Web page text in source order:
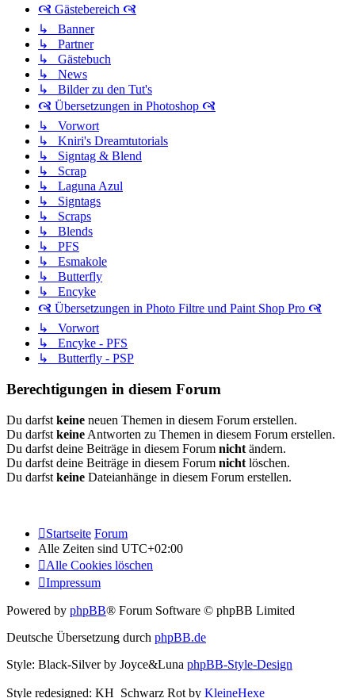
🙧 Gästebereich 🙧
↳ Banner
↳ Partner
↳ Gästebuch
↳ News
↳ Bilder zu den Tut's
🙧 Übersetzungen in Photoshop 🙧
↳ Vorwort
↳ Kniri's Dreamtutorials
↳ Signtag & Blend
↳ Scrap
↳ Laguna Azul
↳ Signtags
↳ Scraps
↳ Blends
↳ PFS
↳ Esmakole
↳ Butterfly
↳ Encyke
🙧 Übersetzungen in Photo Filtre und Paint Shop Pro 🙧
↳ Vorwort
↳ Encyke - PFS
↳ Butterfly - PSP
Berechtigungen in diesem Forum
Du darfst keine neuen Themen in diesem Forum erstellen.
Du darfst keine Antworten zu Themen in diesem Forum erstellen.
Du darfst deine Beiträge in diesem Forum nicht ändern.
Du darfst deine Beiträge in diesem Forum nicht löschen.
Du darfst keine Dateianhänge in diesem Forum erstellen.
Startseite Forum
Alle Zeiten sind UTC+02:00
Alle Cookies löschen
Impressum
Powered by phpBB® Forum Software © phpBB Limited
Deutsche Übersetzung durch phpBB.de
Style: Black-Silver by Joyce&Luna phpBB-Style-Design
Style redesigned: KH_Schwarz Rot by KleineHexe